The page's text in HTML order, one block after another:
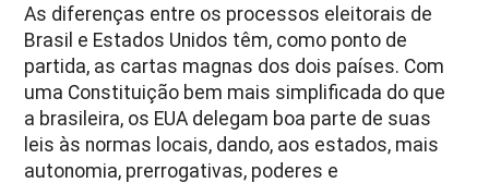
As diferenças entre os processos eleitorais de
Brasil e Estados Unidos têm, como ponto de
partida, as cartas magnas dos dois países. Com
uma Constituição bem mais simplificada do que
a brasileira, os EUA delegam boa parte de suas
leis às normas locais, dando, aos estados, mais
autonomia, prerrogativas, poderes e